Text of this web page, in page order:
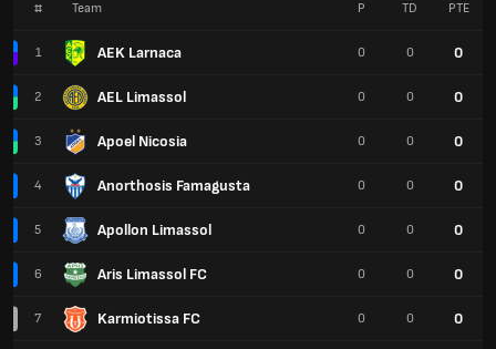
# Team
1 AEK Larnaca
2 AEL Limassol
3 Apoel Nicosia
4 Anorthosis Famagusta
5 Apollon Limassol
6 Aris Limassol FC
7 Karmiotissa FC
P TD PTE
0 0 0
0 0 0
0 0 0
0 0 0
0 0 0
0 0 0
0 0 0